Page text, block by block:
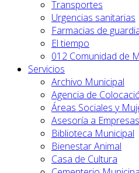
Transportes
Urgencias sanitarias
Farmacias de
El tiempo
012 Comunidad de
Servicios
Archivo Municipal
Agencia de
Áreas Sociales y
Asesoría a
Biblioteca Municipal
Bienestar Animal
Casa de Cultura